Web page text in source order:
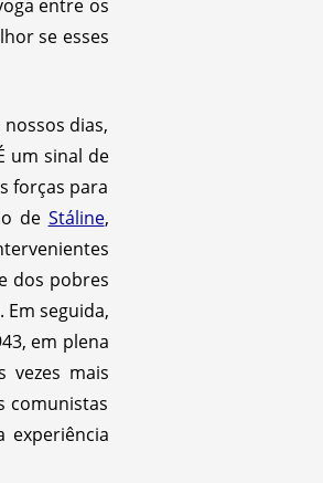
entre os
se esses
dias,
um sinal de
forças para
de Stáline,
dos pobres
Em seguida,
em plena
vezes mais
comunistas
experiência